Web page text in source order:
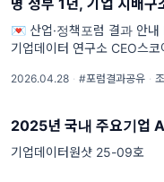
도전과 과제'
💌 산업·정책포럼 결과 안
기업데이터 연구소 CEO스코
2026.04.28 · #포럼결과공유 ·
2025년 국내 주요기업
기업데이터원샷 25-09호